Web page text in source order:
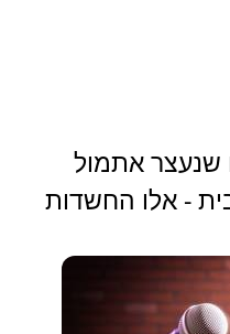
אתמול
- אלו החשדות